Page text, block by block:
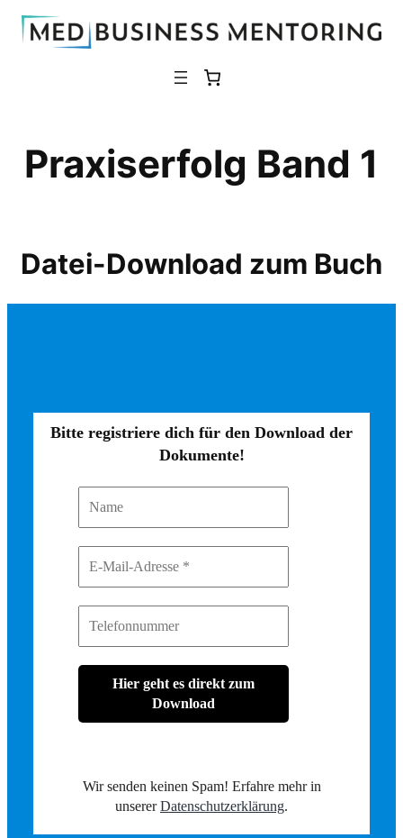
Zum
Inhalt
Praxiserfolg Band 1
Datei-Download zum Buch
Bitte registriere dich für den Download der
Dokumente!
Wir senden keinen Spam! Erfahre mehr in
unsererDatenschutzerklärung.